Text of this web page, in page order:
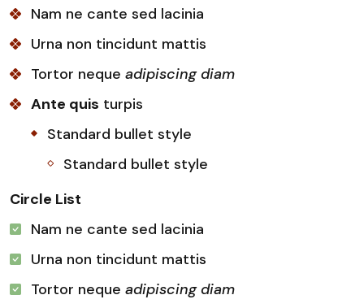
Nam ne cante sed lacinia
Urna non tincidunt mattis
Tortor neque adipiscing diam
Ante quis turpis
Standard bullet style
Standard bullet style
Circle List
Nam ne cante sed lacinia
Urna non tincidunt mattis
Tortor neque adipiscing diam